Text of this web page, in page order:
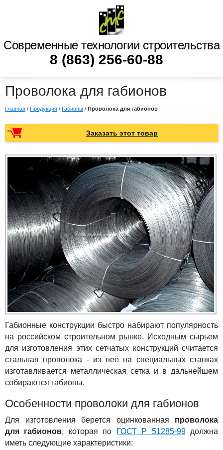
Современные технологии строительства
8 (863) 256-60-88
Проволока для габионов
Главная / Продукция / Габионы / Проволока для габионов
Заказать этот товар
Габионные конструкции быстро набирают популярность
на российском строительном рынке. Исходным сырьем
для изготовления этих сетчатых конструкций считается
стальная проволока - из неё на специальных станках
изготавливается металлическая сетка и в дальнейшем
собираются габионы.
Особенности проволоки для габионов
Для изготовления берется оцинкованная проволока
для габионов, которая по ГОСТ Р 51285-99должна
иметь следующие характеристики: